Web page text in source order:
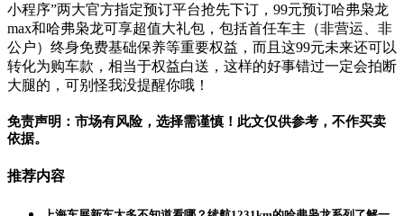
小程序”两大官方指定预订平台抢先下订，99元预订哈弗枭龙
max和哈弗枭龙可享超值大礼包，包括首任车主（非营运、非
公户）终身免费基础保养等重要权益，而且这99元未来还可以
转化为购车款，相当于权益白送，这样的好事错过一定会拍断
大腿的，可别怪我没提醒你哦！
免责声明：市场有风险，选择需谨慎！此文仅供参考，不作买卖
依据。
推荐内容